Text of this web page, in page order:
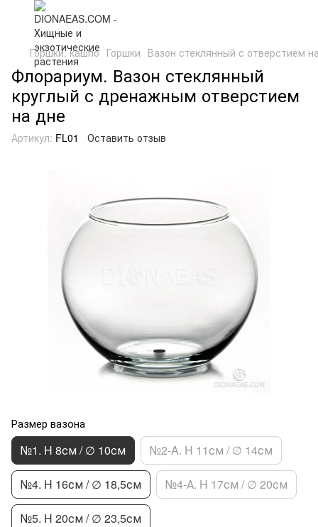
Горшки, кашпо Горшки Вазон стеклянный с отверстием
Флорариум. Вазон стеклянный
круглый с дренажным отверстием
на дне
Артикул: FL01 Оставить отзыв
Размер вазона
№1. H 8см / ∅ 10см №2-A. H 11см / ∅ 14см
№4. H 16см / ∅ 18,5см №4-А. H 17см / ∅ 20см
№5. H 20см / ∅ 23,5см